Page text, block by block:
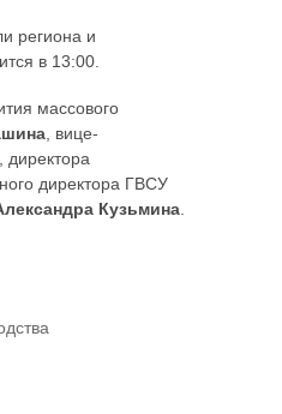
региона и
в 13:00.
массового
, вице-
, директора
директора ГВСУ
Кузьмина